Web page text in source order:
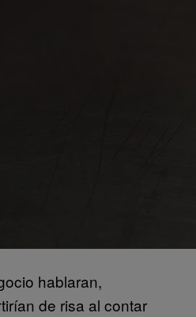
hablaran,
de risa al contar